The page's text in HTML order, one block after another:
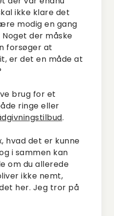
ikke klare det
modig en gang
der måske
forsøger at
er det en måde at
brug for et
ringe eller
.
hvad det er kunne
i sammen kan
om du allerede
ikke nemt,
her. Jeg tror på